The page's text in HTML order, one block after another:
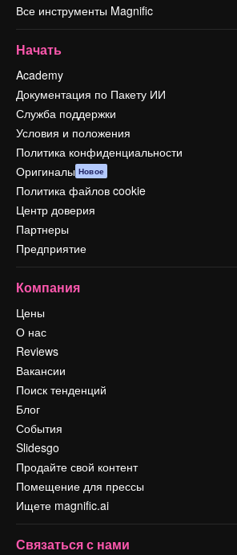
Все инструменты Magnific
Начать
Academy
Документация по Пакету ИИ
Служба поддержки
Условия и положения
Политика конфиденциальности
Оригиналы Новое
Политика файлов cookie
Центр доверия
Партнеры
Предприятие
Компания
Цены
О нас
Reviews
Вакансии
Поиск тенденций
Блог
События
Slidesgo
Продайте свой контент
Помещение для прессы
Ищете magnific.ai
Связаться с нами